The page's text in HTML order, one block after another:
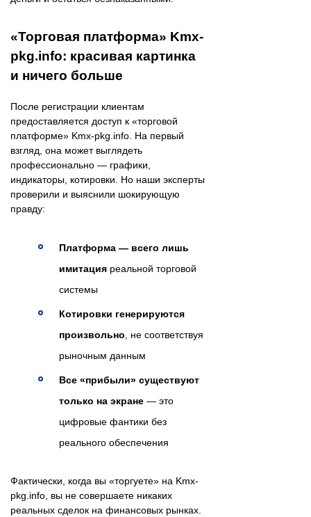
«Торговая платформа» Kmx-
pkg.info: красивая картинка
и ничего больше
После регистрации клиентам
предоставляется доступ к «торговой
платформе» Kmx-pkg.info. На первый
взгляд, она может выглядеть
профессионально — графики,
индикаторы, котировки. Но наши эксперты
проверили и выяснили шокирующую
правду:
Платформа — всего лишь
имитация реальной торговой
системы
Котировки генерируются
произвольно, не соответствуя
рыночным данным
Все «прибыли» существуют
только на экране — это
цифровые фантики без
реального обеспечения
Фактически, когда вы «торгуете» на Kmx-
pkg.info, вы не совершаете никаких
реальных сделок на финансовых рынках.